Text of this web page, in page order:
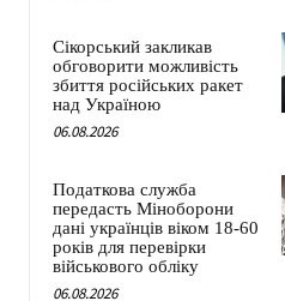
Сікорський закликав
обговорити можливість
збиття російських ракет
над Україною
06.08.2026
Податкова служба
передасть Міноборони
дані українців віком 18-60
років для перевірки
військового обліку
06.08.2026